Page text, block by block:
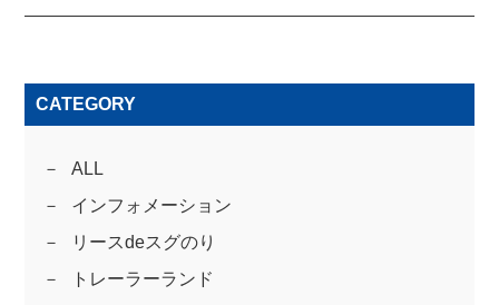
CATEGORY
ALL
インフォメーション
リースdeスグのり
トレーラーランド